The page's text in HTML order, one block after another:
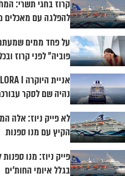
קרוז בחגי תשרי:
להפלגה עם מאכלים
על פחד ממים
פוביה" לפני קרוז
נהיה שם לסקר
לא פייק ניוז: אלה
הקיץ עם מנו ספנות
פייק ניוז: מנו
בגלל איומי החות'ים